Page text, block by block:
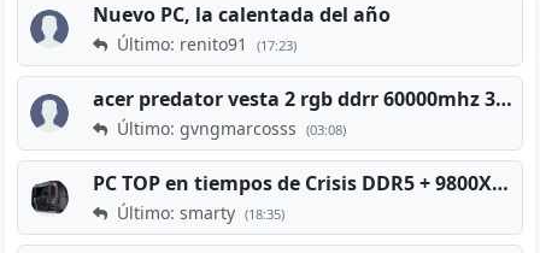
Nuevo PC, la calentada del año
Último: renito91 (17:23)
acer predator vesta 2 rgb ddrr 60000mhz 32gb x2 16gb
Último: gvngmarcosss (03:08)
PC TOP en tiempos de Crisis DDR5 + 9800X3D + RTX 5080 [2026][2400€]
Último: smarty (18:35)